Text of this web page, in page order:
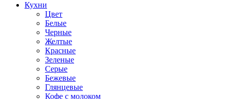
Кухни
Цвет
Белые
Черные
Желтые
Красные
Зеленые
Серые
Бежевые
Глянцевые
Кофе с молоком